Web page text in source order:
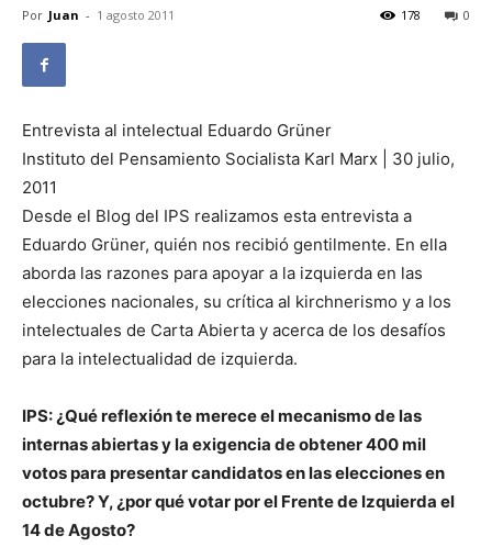
Por Juan - 1 agosto 2011 0
178
Entrevista al intelectual Eduardo Grüner
Instituto del Pensamiento Socialista Karl Marx | 30 julio,
2011
Desde el Blog del IPS realizamos esta entrevista a
Eduardo Grüner, quién nos recibió gentilmente. En ella
aborda las razones para apoyar a la izquierda en las
elecciones nacionales, su crítica al kirchnerismo y a los
intelectuales de Carta Abierta y acerca de los desafíos
para la intelectualidad de izquierda.
IPS: ¿Qué reflexión te merece el mecanismo de las
internas abiertas y la exigencia de obtener 400 mil
votos para presentar candidatos en las elecciones en
octubre? Y, ¿por qué votar por el Frente de Izquierda el
14 de Agosto?